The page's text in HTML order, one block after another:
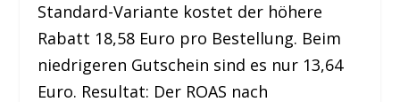
Standard-Variante kostet der höhere
Rabatt 18,58 Euro pro Bestellung. Beim
niedrigeren Gutschein sind es nur 13,64
Euro. Resultat: Der ROAS nach